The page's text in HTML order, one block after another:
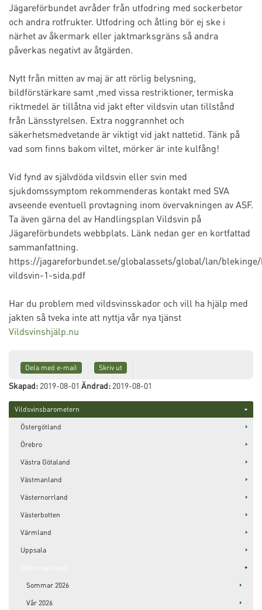
Jägareförbundet avråder från utfodring med sockerbetor
och andra rotfrukter. Utfodring och åtling bör ej ske i
närhet av åkermark eller jaktmarksgräns så andra
påverkas negativt av åtgärden.
Nytt från mitten av maj är att rörlig belysning,
bildförstärkare samt ,med vissa restriktioner, termiska
riktmedel är tillåtna vid jakt efter vildsvin utan tillstånd
från Länsstyrelsen. Extra noggrannhet och
säkerhetsmedvetande är viktigt vid jakt nattetid. Tänk på
vad som finns bakom viltet, mörker är inte kulfång!
Vid fynd av självdöda vildsvin eller svin med
sjukdomssymptom rekommenderas kontakt med SVA
avseende eventuell provtagning inom övervakningen av ASF.
Ta även gärna del av Handlingsplan Vildsvin på
Jägareförbundets webbplats. Länk nedan ger en kortfattad
sammanfattning.
https://jagareforbundet.se/globalassets/global/lan/
vildsvin-1-sida.pdf
Har du problem med vildsvinsskador och vill ha hjälp med
jakten så tveka inte att nyttja vår nya tjänst
Vildsvinshjälp.nu
Dela med e-mail Skriv ut
Skapad: 2019-08-01 Ändrad: 2019-08-01
Vildsvinsbarometern
Östergötland
Örebro
Västra Götaland
Västmanland
Västernorrland
Västerbotten
Värmland
Uppsala
Sommar 2026
Vår 2026